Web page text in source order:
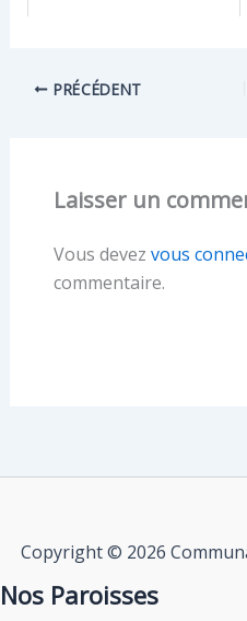
PRÉCÉDENT
Laisser un
Vous devez vous
commentaire.
Copyright © 2026
Nos Paroisses